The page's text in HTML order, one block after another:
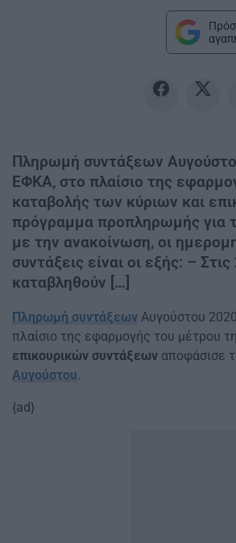
Πληρωμή συντάξεων
ΕΦΚΑ, στο πλαίσιο της
καταβολής των κύριων και
πρόγραμμα προπληρωμής για
με την ανακοίνωση, οι
συντάξεις είναι οι εξής: –
καταβληθούν […]
Πληρωμή συντάξεων Αυγούστου
πλαίσιο της εφαρμογής του μέτρου
επικουρικών συντάξεων αποφάσισε
Αυγούστου.
{ad}